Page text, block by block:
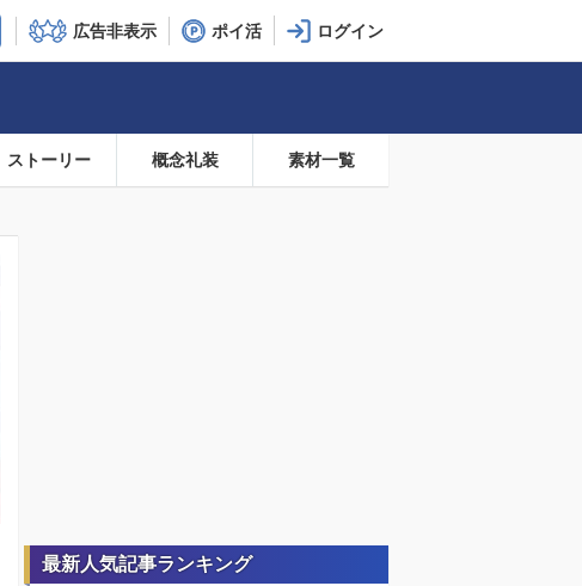
広告非表示 ポイ活
ストーリー 概念礼装 素材一覧
最新人気記事ランキング